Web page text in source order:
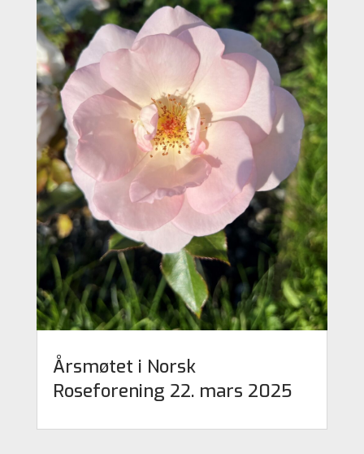
Årsmøtet i Norsk
Roseforening 22. mars 2025